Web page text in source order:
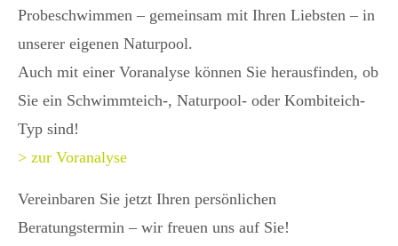
Probeschwimmen – gemeinsam mit Ihren Liebsten – in
unserer eigenen Naturpool.
Auch mit einer Voranalyse können Sie herausfinden, ob
Sie ein Schwimmteich-, Naturpool- oder Kombiteich-
Typ sind!
> zur Voranalyse
Vereinbaren Sie jetzt Ihren persönlichen
Beratungstermin – wir freuen uns auf Sie!